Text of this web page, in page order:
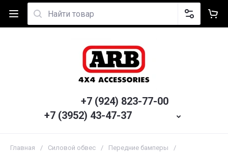
+7 (924) 823-77-00
+7 (3952) 43-47-37
Главная / Силовой обвес / Передние бамперы
/